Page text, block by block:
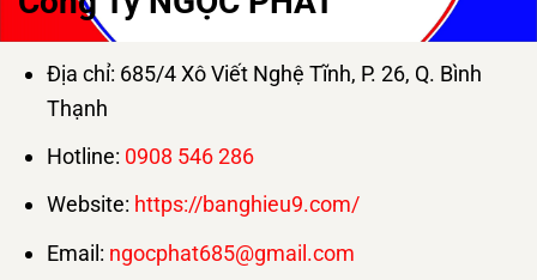
Địa chỉ: 685/4 Xô Viết Nghệ Tĩnh, P. 26, Q. Bình
Thạnh
Hotline: 0908 546 286
Website: https://banghieu9.com/
Email: ngocphat685@gmail.com